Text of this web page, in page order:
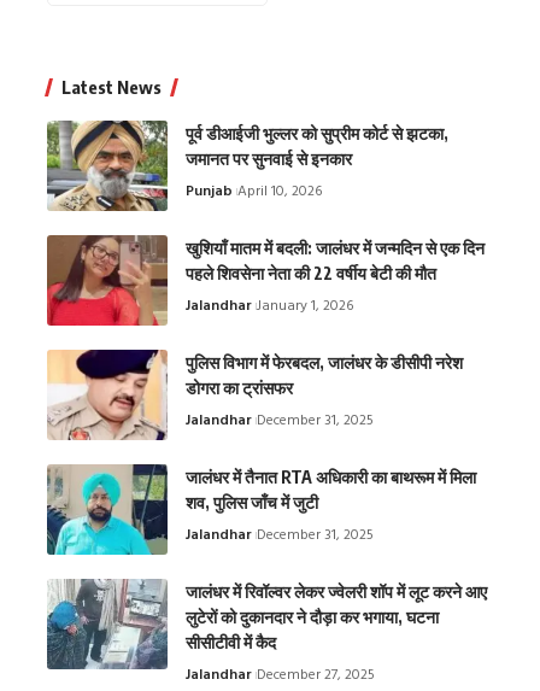
Latest News
पूर्व डीआईजी भुल्लर को सुप्रीम कोर्ट से झटका,
जमानत पर सुनवाई से इनकार
Punjab April 10, 2026
खुशियाँ मातम में बदली: जालंधर में जन्मदिन से एक दिन
पहले शिवसेना नेता की 22 वर्षीय बेटी की मौत
Jalandhar January 1, 2026
पुलिस विभाग में फेरबदल, जालंधर के डीसीपी नरेश
डोगरा का ट्रांसफर
Jalandhar December 31, 2025
जालंधर में तैनात RTA अधिकारी का बाथरूम में मिला
शव, पुलिस जाँच में जुटी
Jalandhar December 31, 2025
जालंधर में रिवॉल्वर लेकर ज्वेलरी शॉप में लूट करने आए
लुटेरों को दुकानदार ने दौड़ा कर भगाया, घटना
सीसीटीवी में कैद
Jalandhar December 27, 2025